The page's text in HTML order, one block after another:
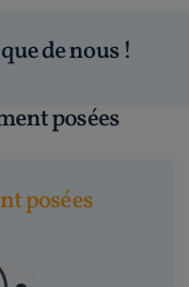
que de nous !
posées
posées